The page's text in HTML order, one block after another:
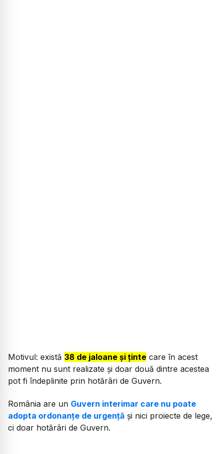
Motivul: există 38 de jaloane și ținte care în acest
moment nu sunt realizate și doar două dintre acestea
pot fi îndeplinite prin hotărâri de Guvern.
România are un Guvern interimar care nu poate
adopta ordonanțe de urgență și nici proiecte de lege,
ci doar hotărâri de Guvern.